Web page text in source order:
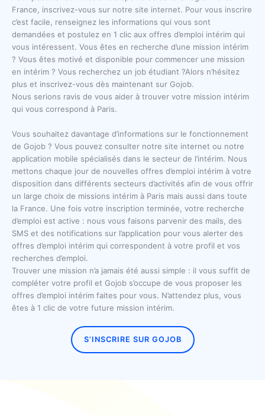
France, inscrivez-vous sur notre site internet. Pour vous inscrire
c’est facile, renseignez les informations qui vous sont
demandées et postulez en 1 clic aux offres d’emploi intérim qui
vous intéressent. Vous êtes en recherche d’une mission intérim
? Vous êtes motivé et disponible pour commencer une mission
en intérim ? Vous recherchez un job étudiant ?Alors n’hésitez
plus et inscrivez-vous dès maintenant sur Gojob.
Nous serions ravis de vous aider à trouver votre mission intérim
qui vous correspond à Paris.
Vous souhaitez davantage d’informations sur le fonctionnement
de Gojob ? Vous pouvez consulter notre site internet ou notre
application mobile spécialisés dans le secteur de l’intérim. Nous
mettons chaque jour de nouvelles offres d’emploi intérim à votre
disposition dans différents secteurs d’activités afin de vous offrir
un large choix de missions intérim à Paris mais aussi dans toute
la France. Une fois votre inscription terminée, votre recherche
d’emploi est active : nous vous faisons parvenir des mails, des
SMS et des notifications sur l’application pour vous alerter des
offres d’emploi intérim qui correspondent à votre profil et vos
recherches d’emploi.
Trouver une mission n’a jamais été aussi simple : il vous suffit de
compléter votre profil et Gojob s’occupe de vous proposer les
offres d’emploi intérim faites pour vous. N’attendez plus, vous
êtes à 1 clic de votre future mission intérim.
S’INSCRIRE SUR GOJOB